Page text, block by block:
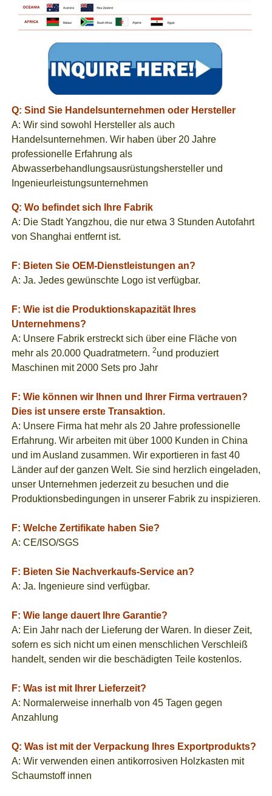
Q: Sind Sie Handelsunternehmen oder Hersteller
A: Wir sind sowohl Hersteller als auch
Handelsunternehmen. Wir haben über 20 Jahre
professionelle Erfahrung als
Abwasserbehandlungsausrüstungshersteller und
Ingenieurleistungsunternehmen
Q: Wo befindet sich Ihre Fabrik
A: Die Stadt Yangzhou, die nur etwa 3 Stunden Autofahrt
von Shanghai entfernt ist.
F: Bieten Sie OEM-Dienstleistungen an?
A: Ja. Jedes gewünschte Logo ist verfügbar.
F: Wie ist die Produktionskapazität Ihres
Unternehmens?
A: Unsere Fabrik erstreckt sich über eine Fläche von
mehr als 20.000 Quadratmetern. 2und produziert
Maschinen mit 2000 Sets pro Jahr
F: Wie können wir Ihnen und Ihrer Firma vertrauen?
Dies ist unsere erste Transaktion.
A: Unsere Firma hat mehr als 20 Jahre professionelle
Erfahrung. Wir arbeiten mit über 1000 Kunden in China
und im Ausland zusammen. Wir exportieren in fast 40
Länder auf der ganzen Welt. Sie sind herzlich eingeladen,
unser Unternehmen jederzeit zu besuchen und die
Produktionsbedingungen in unserer Fabrik zu inspizieren.
F: Welche Zertifikate haben Sie?
A: CE/ISO/SGS
F: Bieten Sie Nachverkaufs-Service an?
A: Ja. Ingenieure sind verfügbar.
F: Wie lange dauert Ihre Garantie?
A: Ein Jahr nach der Lieferung der Waren. In dieser Zeit,
sofern es sich nicht um einen menschlichen Verschleiß
handelt, senden wir die beschädigten Teile kostenlos.
F: Was ist mit Ihrer Lieferzeit?
A: Normalerweise innerhalb von 45 Tagen gegen
Anzahlung
Q: Was ist mit der Verpackung Ihres Exportprodukts?
A: Wir verwenden einen antikorrosiven Holzkasten mit
Schaumstoff innen